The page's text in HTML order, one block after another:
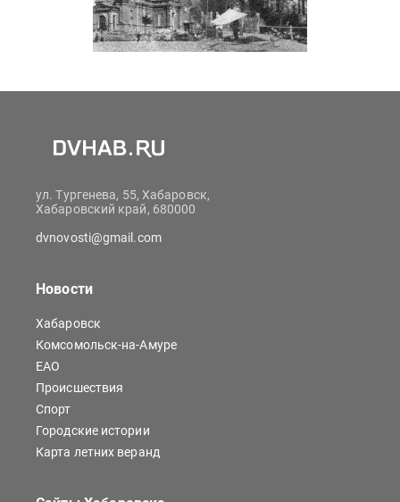
ул. Тургенева, 55, Хабаровск,
Хабаровский край, 680000
dvnovosti@gmail.com
Новости
Хабаровск
Комсомольск-на-Амуре
ЕАО
Происшествия
Спорт
Городские истории
Карта летних веранд